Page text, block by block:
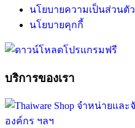
นโยบายความเป็นส่วนตัว
นโยบายคุกกี้
บริการของเรา